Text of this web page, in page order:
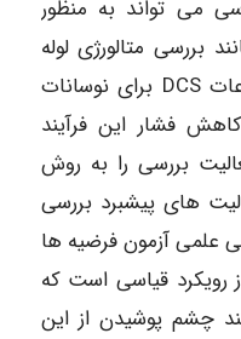
می تواند به منظور
بررسی متالورژی لوله
خراب در مثال بالا، بررسی اطلاعات DCS برای نوسانات
فشار این فرآیند
بررسی را به روش
های پیشبرد بررسی
علمی آزمون فرضیه ها
رویکرد قیاسی است که
چشم پوشیدن از این